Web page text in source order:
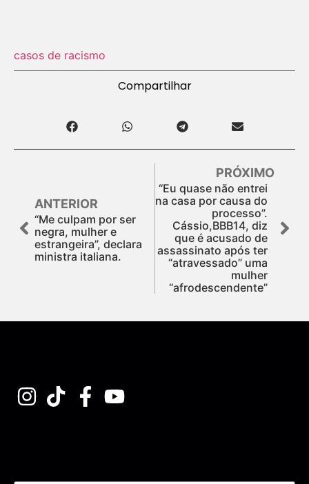
casos de racismo
Compartilhar
ANTERIOR
“Me culpam por ser
negra, mulher e
estrangeira”, declara
ministra italiana.
PRÓXIMO
“Eu quase não entrei
na casa por causa do
processo”.
Cássio,BBB14, diz
que é acusado de
assassinato após ter
“atravessado” uma
mulher
“afrodescendente”